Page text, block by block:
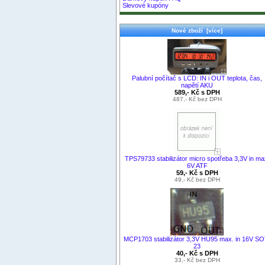
Slevové kupóny
Nové zboží [více]
Palubní počítač s LCD: IN i OUT teplota, čas,
napětí AKU
589,- Kč s DPH
487,- Kč bez DPH
TPS79733 stabilizátor micro spotřeba 3,3V in
6V ATF
59,- Kč s DPH
49,- Kč bez DPH
MCP1703 stabilizátor 3,3V HU95 max. in 16V
23
40,- Kč s DPH
33,- Kč bez DPH